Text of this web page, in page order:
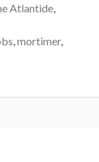
Atlantide,
mortimer,